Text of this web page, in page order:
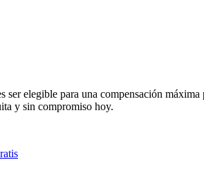
elegible para una compensación
y sin compromiso hoy.